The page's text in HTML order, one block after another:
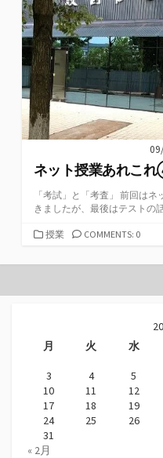
ネット授業あれこ
「考試」と「考査」 前回は
きましたが、最後はテストの
カ
ゴ
ー
授業 COMMENTS: 0
月
火 水
3
4 5
10
11 12
17
18 19
24
25 26
31
« 2月